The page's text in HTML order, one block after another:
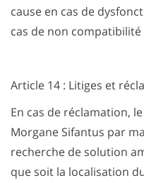
cause en cas de
cas de non compatibilité
Article 14 : Litiges et
En cas de réclamation,
Morgane Sifantus par
recherche de solution
que soit la localisation